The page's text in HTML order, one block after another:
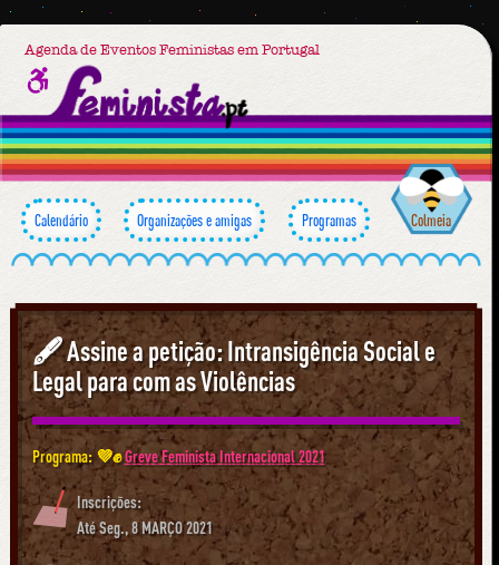
Agenda de Eventos Feministas em Portugal
Calendário Organizações e amigas Programas Colmeia
🖋 Assine a petição: Intransigência Social e
Legal para com as Violências
Programa: 💜✊Greve Feminista Internacional 2021
Inscrições:
Até Seg., 8 MARÇO 2021